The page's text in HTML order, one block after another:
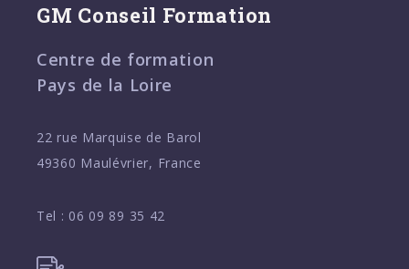
GM Conseil Formation
Centre de formation
Pays de la Loire
22 rue Marquise de Barol
49360 Maulévrier, France
Tel : 06 09 89 35 42